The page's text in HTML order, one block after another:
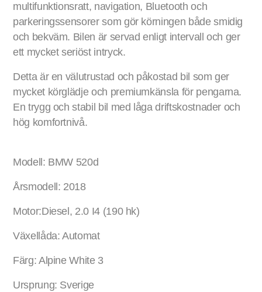
multifunktionsratt, navigation, Bluetooth och
parkeringssensorer som gör körningen både smidig
och bekväm. Bilen är servad enligt intervall och ger
ett mycket seriöst intryck.
Detta är en välutrustad och påkostad bil som ger
mycket körglädje och premiumkänsla för pengarna.
En trygg och stabil bil med låga driftskostnader och
hög komfortnivå.
Modell: BMW 520d
Årsmodell: 2018
Motor:Diesel, 2.0 I4 (190 hk)
Växellåda: Automat
Färg: Alpine White 3
Ursprung: Sverige